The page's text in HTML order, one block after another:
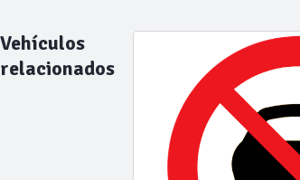
Vehículos
relacionados